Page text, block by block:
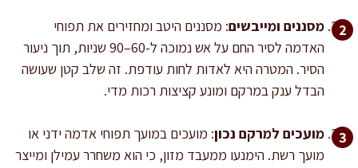
מסננים ומייבשים: מסננים היטב ומחזירים את תפוחי
האדמה לסיר החם על אש נמוכה ל-60–90 שניות, תוך ניעור
הסיר. המטרה היא לאדות לחות עודפת. זה שלב קטן שעושה
הבדל ענק במרקם ומונע קציצות רכות מדי.
מועכים למרקם נכון: מועכים במועך תפוחי אדמה ידני או
מועך רשת. הימנעו ממעבד מזון, כי הוא משחרר עמילן ומייצר